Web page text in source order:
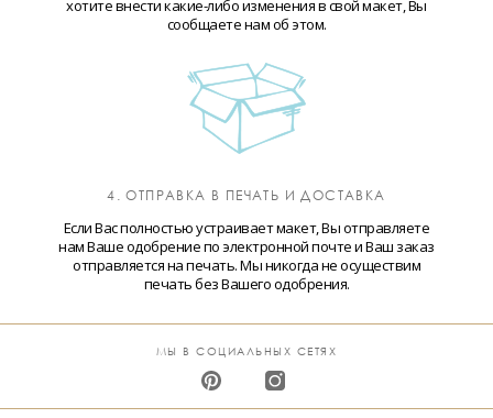
хотите внести какие-либо изменения в свой макет, Вы
сообщаете нам об этом.
4. ОТПРАВКА В ПЕЧАТЬ И ДОСТАВКА
Если Вас полностью устраивает макет, Вы отправляете
нам Ваше одобрение по электронной почте и Ваш заказ
отправляется на печать. Мы никогда не осуществим
печать без Вашего одобрения.
МЫ В СОЦИАЛЬНЫХ СЕТЯХ